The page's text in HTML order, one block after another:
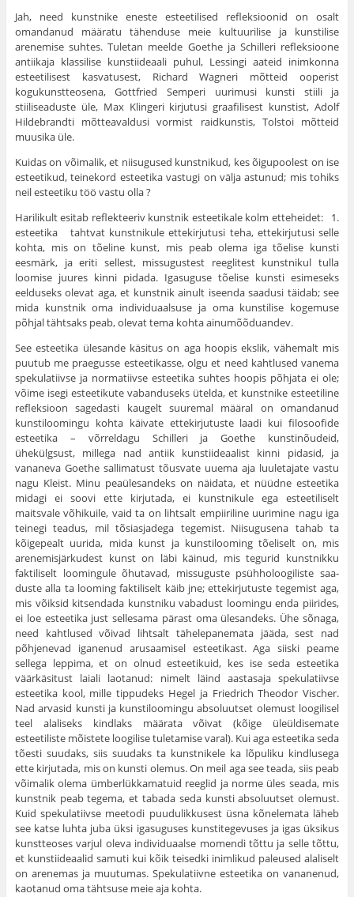
Jah, need kunstnike eneste esteetilised refleksioonid on osalt
omandanud määratu tähenduse meie kultuurilise ja kunstilise
arenemise suhtes. Tuletan meelde Goethe ja Schilleri refleksioone
antiikaja klassilise kunstiideaali puhul, Lessingi aateid inimkonna
esteetilisest kasvatusest, Richard Wagneri mõtteid ooperist
kogukunstteosena, Gottfried Semperi uurimusi kunsti stiili ja
stiiliseaduste üle, Max Klingeri kirjutusi graafilisest kunstist, Adolf
Hildebrandti mõtte­avaldusi vormist raidkunstis, Tolstoi mõtteid
muusika üle.
Kuidas on võimalik, et niisugused kunstnikud, kes õigupoolest on ise
esteetikud, teinekord esteetika vastugi on välja astunud; mis tohiks
neil esteetiku töö vastu olla ?
Harilikult esitab reflekteeriv kunstnik esteetikale kolm etteheidet: 1.
esteetika tahtvat kunstnikule ettekirjutusi teha, ettekirjutusi selle
kohta, mis on tõeline kunst, mis peab olema iga tõelise kunsti
eesmärk, ja eriti sellest, mis­sugustest reeglitest kunstnikul tulla
loomise juures kinni pidada. Igasuguse tõelise kunsti esimeseks
eelduseks olevat aga, et kunstnik ainult iseenda saadusi täidab; see
mida kunstnik oma individuaalsuse ja oma kunstilise kogemuse
põhjal tähtsaks peab, olevat tema kohta ainumõõduandev.
See esteetika ülesande käsitus on aga hoopis ekslik, vähemalt mis
puutub me praegusse esteetikasse, olgu et need kahtlused vanema
spekulatiivse ja normatiivse estee­tika suhtes hoopis põhjata ei ole;
võime isegi esteetikute vabanduseks ütelda, et kunstnike esteetiline
refleksioon sagedasti kaugelt suuremal määral on omandanud
kunsti­loomingu kohta käivate ettekirjutuste laadi kui filosoofide
esteetika – võrreldagu Schilleri ja Goethe kunstinõudeid,
ühekülgsust, millega nad antiik kunstiideaalist kinni pidasid, ja
vananeva Goethe sallimatust tõusvate uuema aja luuleta­jate vastu
nagu Kleist. Minu peaülesandeks on näidata, et nüüdne esteetika
midagi ei soovi ette kirjutada, ei kunstni­kule ega esteetiliselt
maitsvale võhikuile, vaid ta on lihtsalt empiiriline uurimine nagu iga
teinegi teadus, mil tõsiasja­dega tegemist. Niisugusena tahab ta
kõigepealt uurida, mida kunst ja kunstilooming tõeliselt on, mis
arenemisjär­kudest kunst on läbi käinud, mis tegurid kunstnikku
fakti­liselt loomingule õhutavad, missuguste psühholoogiliste saa­
duste alla ta looming faktiliselt käib jne; ettekirjutuste tegemist aga,
mis võiksid kitsendada kunstniku vabadust loomingu enda piirides,
ei loe esteetika just sellesama pärast oma ülesandeks. Ühe sõnaga,
need kahtlused võivad liht­salt tähelepanemata jääda, sest nad
põhjenevad iganenud arusaamisel esteetikast. Aga siiski peame
sellega leppima, et on olnud esteetikuid, kes ise seda esteetika
väärkäsitust laiali laotanud: nimelt läind aastasaja spekulatiivse
esteetika kool, mille tippudeks Hegel ja Friedrich Theodor Vischer.
Nad arvasid kunsti ja kunstiloomingu absoluutset olemust loogilisel
teel alaliseks kindlaks määrata võivat (kõige üleüldisemate
esteetiliste mõistete loogilise tuletamise varal). Kui aga esteetika seda
tõesti suudaks, siis suudaks ta kunstnikele ka lõpuliku kindlusega
ette kirjutada, mis on kunsti olemus. On meil aga see teada, siis peab
või­malik olema ümberlükkamatuid reeglid ja norme üles seada, mis
kunstnik peab tegema, et tabada seda kunsti absoluut­set olemust.
Kuid spekulatiivse meetodi puudulikkusest üsna kõnelemata läheb
see katse luhta juba üksi igasugu­ses kunstitegevuses ja igas üksikus
kunstteoses varjul oleva individuaalse momendi tõttu ja selle tõttu,
et kunstiideaalid samuti kui kõik teisedki inimlikud paleused alaliselt
on are­nemas ja muutumas. Spekulatiivne esteetika on vananenud,
kaotanud oma tähtsuse meie aja kohta.